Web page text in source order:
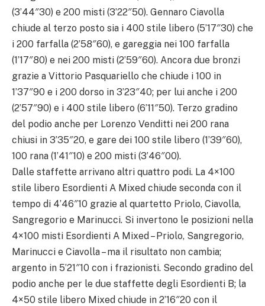
(3’44″30) e 200 misti (3’22″50). Gennaro Ciavolla
chiude al terzo posto sia i 400 stile libero (5’17″30) che
i 200 farfalla (2’58″60), e gareggia nei 100 farfalla
(1’17″80) e nei 200 misti (2’59″60). Ancora due bronzi
grazie a Vittorio Pasquariello che chiude i 100 in
1’37″90 e i 200 dorso in 3’23″40; per lui anche i 200
(2’57″90) e i 400 stile libero (6’11″50). Terzo gradino
del podio anche per Lorenzo Venditti nei 200 rana
chiusi in 3’35″20, e gare dei 100 stile libero (1’39″60),
100 rana (1’41″10) e 200 misti (3’46″00).
Dalle staffette arrivano altri quattro podi. La 4×100
stile libero Esordienti A Mixed chiude seconda con il
tempo di 4’46″10 grazie al quartetto Priolo, Ciavolla,
Sangregorio e Marinucci. Si invertono le posizioni nella
4×100 misti Esordienti A Mixed – Priolo, Sangregorio,
Marinucci e Ciavolla – ma il risultato non cambia;
argento in 5’21″10 con i frazionisti. Secondo gradino del
podio anche per le due staffette degli Esordienti B; la
4×50 stile libero Mixed chiude in 2’16″20 con il